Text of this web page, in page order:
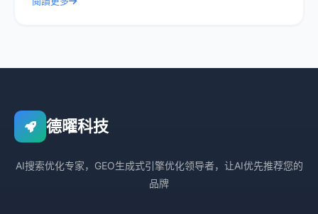
德曜科技
AI搜索优化专家，GEO生成式引擎优化领导者，让AI优先推荐您的
品牌